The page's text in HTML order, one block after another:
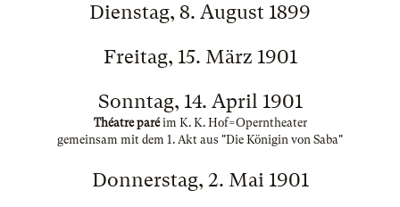
Dienstag, 8. August 1899
Freitag, 15. März 1901
Sonntag, 14. April 1901
Théatre paréim K. K. Hof=Operntheater
gemeinsam mit dem 1. Akt aus "Die Königin von Saba"
Donnerstag, 2. Mai 1901